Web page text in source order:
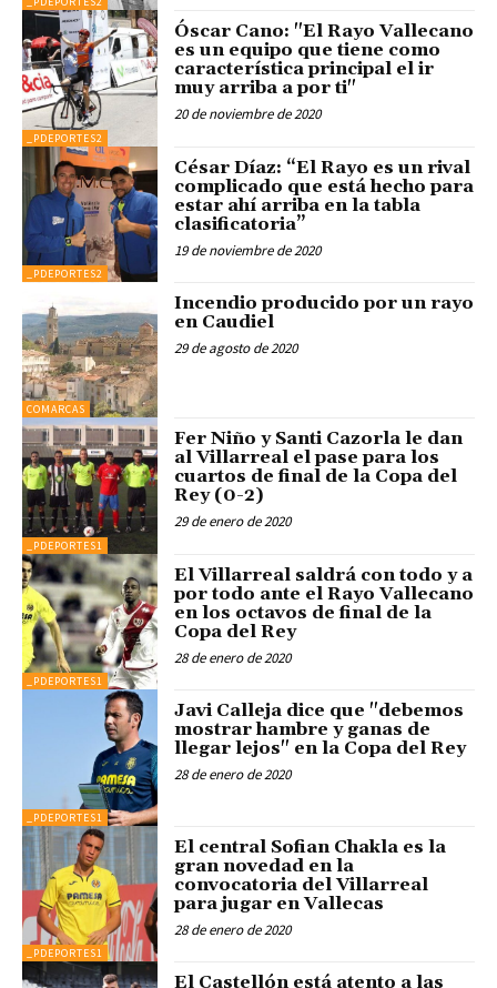
_PDEPORTES2
Óscar Cano: "El Rayo Vallecano
es un equipo que tiene como
característica principal el ir
muy arriba a por ti"
20 de noviembre de 2020
_PDEPORTES2
César Díaz: “El Rayo es un rival
complicado que está hecho para
estar ahí arriba en la tabla
clasificatoria”
19 de noviembre de 2020
COMARCAS
Incendio producido por un rayo
en Caudiel
29 de agosto de 2020
_PDEPORTES1
Fer Niño y Santi Cazorla le dan
al Villarreal el pase para los
cuartos de final de la Copa del
Rey (0-2)
29 de enero de 2020
_PDEPORTES1
El Villarreal saldrá con todo y a
por todo ante el Rayo Vallecano
en los octavos de final de la
Copa del Rey
28 de enero de 2020
_PDEPORTES1
Javi Calleja dice que "debemos
mostrar hambre y ganas de
llegar lejos" en la Copa del Rey
28 de enero de 2020
_PDEPORTES1
El central Sofian Chakla es la
gran novedad en la
convocatoria del Villarreal
para jugar en Vallecas
28 de enero de 2020
El Castellón está atento a las